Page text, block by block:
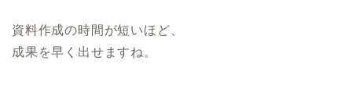
資料作成の時間が短いほど、
成果を早く出せますね。